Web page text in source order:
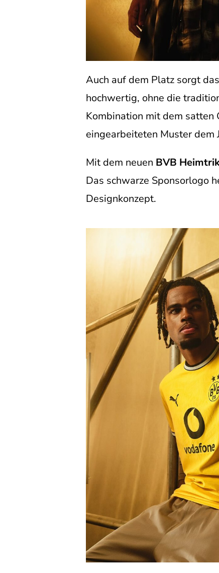
Auch auf dem Platz sorgt das
hochwertig, ohne die
Kombination mit dem satten
eingearbeiteten Muster dem
Mit dem neuen BVB
Das schwarze Sponsorlogo
Designkonzept.